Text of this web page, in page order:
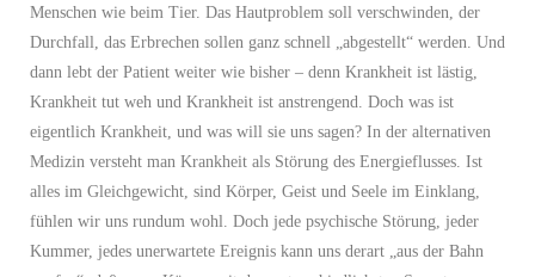
Menschen wie beim Tier. Das Hautproblem soll verschwinden, der
Durchfall, das Erbrechen sollen ganz schnell „abgestellt“ werden. Und
dann lebt der Patient weiter wie bisher – denn Krankheit ist lästig,
Krankheit tut weh und Krankheit ist anstrengend. Doch was ist
eigentlich Krankheit, und was will sie uns sagen? In der alternativen
Medizin versteht man Krankheit als Störung des Energieflusses. Ist
alles im Gleichgewicht, sind Körper, Geist und Seele im Einklang,
fühlen wir uns rundum wohl. Doch jede psychische Störung, jeder
Kummer, jedes unerwartete Ereignis kann uns derart „aus der Bahn